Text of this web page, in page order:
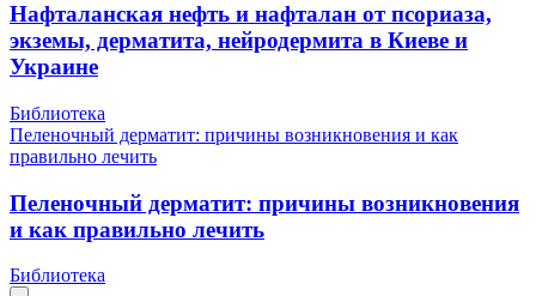
Нафталанская нефть и нафталан от псориаза,
экземы, дерматита, нейродермита в Киеве и
Украине
Библиотека
Пеленочный дерматит: причины возникновения и как
правильно лечить
Пеленочный дерматит: причины возникновения
и как правильно лечить
Библиотека